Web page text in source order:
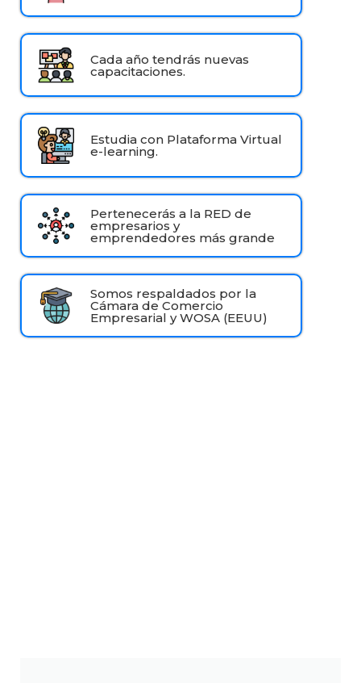
Cada año tendrás nuevas
capacitaciones.
Estudia con Plataforma Virtual
e-learning.
Pertenecerás a la RED de
empresarios y
emprendedores más grande
Somos respaldados por la
Cámara de Comercio
Empresarial y WOSA (EEUU)